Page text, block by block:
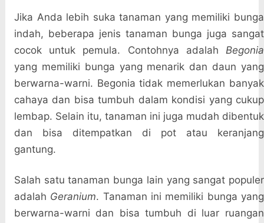
Jika Anda lebih suka tanaman yang memiliki bunga
indah, beberapa jenis tanaman bunga juga sangat
cocok untuk pemula. Contohnya adalah Begonia
yang memiliki bunga yang menarik dan daun yang
berwarna-warni. Begonia tidak memerlukan banyak
cahaya dan bisa tumbuh dalam kondisi yang cukup
lembap. Selain itu, tanaman ini juga mudah dibentuk
dan bisa ditempatkan di pot atau keranjang
gantung.
Salah satu tanaman bunga lain yang sangat populer
adalah Geranium. Tanaman ini memiliki bunga yang
berwarna-warni dan bisa tumbuh di luar ruangan